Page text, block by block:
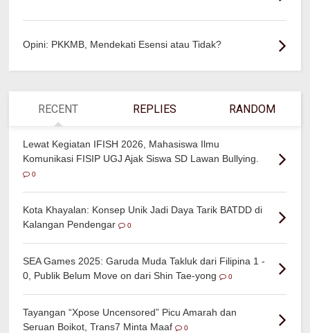
Opini: PKKMB, Mendekati Esensi atau Tidak?
RECENT REPLIES RANDOM
Lewat Kegiatan IFISH 2026, Mahasiswa Ilmu
Komunikasi FISIP UGJ Ajak Siswa SD Lawan Bullying.
0
Kota Khayalan: Konsep Unik Jadi Daya Tarik BATDD di
Kalangan Pendengar
0
SEA Games 2025: Garuda Muda Takluk dari Filipina 1 -
0, Publik Belum Move on dari Shin Tae-yong
0
Tayangan “Xpose Uncensored” Picu Amarah dan
Seruan Boikot, Trans7 Minta Maaf
0